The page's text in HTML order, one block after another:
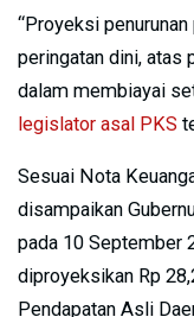
“Proyeksi
peringatan dini, atas
dalam membiayai
legislator asal PKS
Sesuai Nota
disampaikan
pada 10 September
diproyeksikan Rp
Pendapatan Asli